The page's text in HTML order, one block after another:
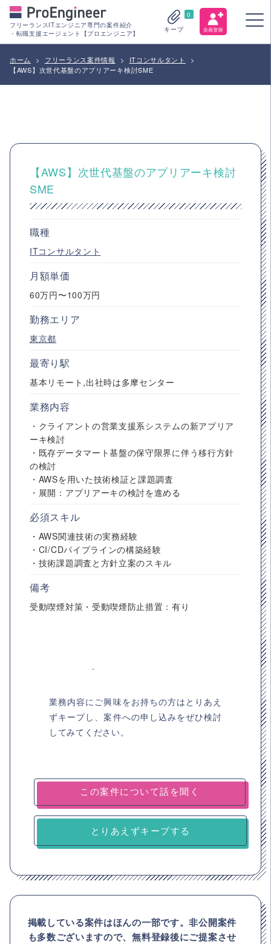
フリーランスITエンジニア専門の案件紹介
・転職支援エージェント【プロエンジニア】
0
キープ
ホーム > フリーランス案件情報 > ITコンサルタント
>
【AWS】次世代基盤のアプリアーキ検討SME
【AWS】次世代基盤のアプリアーキ検討
SME
職種
ITコンサルタント
月額単価
60万円〜100万円
勤務エリア
東京都
最寄り駅
基本リモート,出社時は多摩センター
業務内容
・クライアントの営業支援系システムの新アプリア
ーキ検討
・既存データマート基盤の保守限界に伴う移行方針
の検討
・AWSを用いた技術検証と課題調査
・展開：アプリアーキの検討を進める
必須スキル
・AWS関連技術の実務経験
・CI/CDパイプラインの構築経験
・技術課題調査と方針立案のスキル
備考
受動喫煙対策・受動喫煙防止措置：有り
業務内容にご興味をお持ちの方はとりあえ
ずキープし、案件への申し込みをぜひ検討
してみてください。
とりあえずキープする
掲載している案件はほんの一部です。非公開案件
も多数ございますので、無料登録後にご提案させ